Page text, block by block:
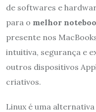
de softwares e
para o melhor
presente nos
intuitiva, segurança e
outros dispositivos
criativos.
Linux é uma